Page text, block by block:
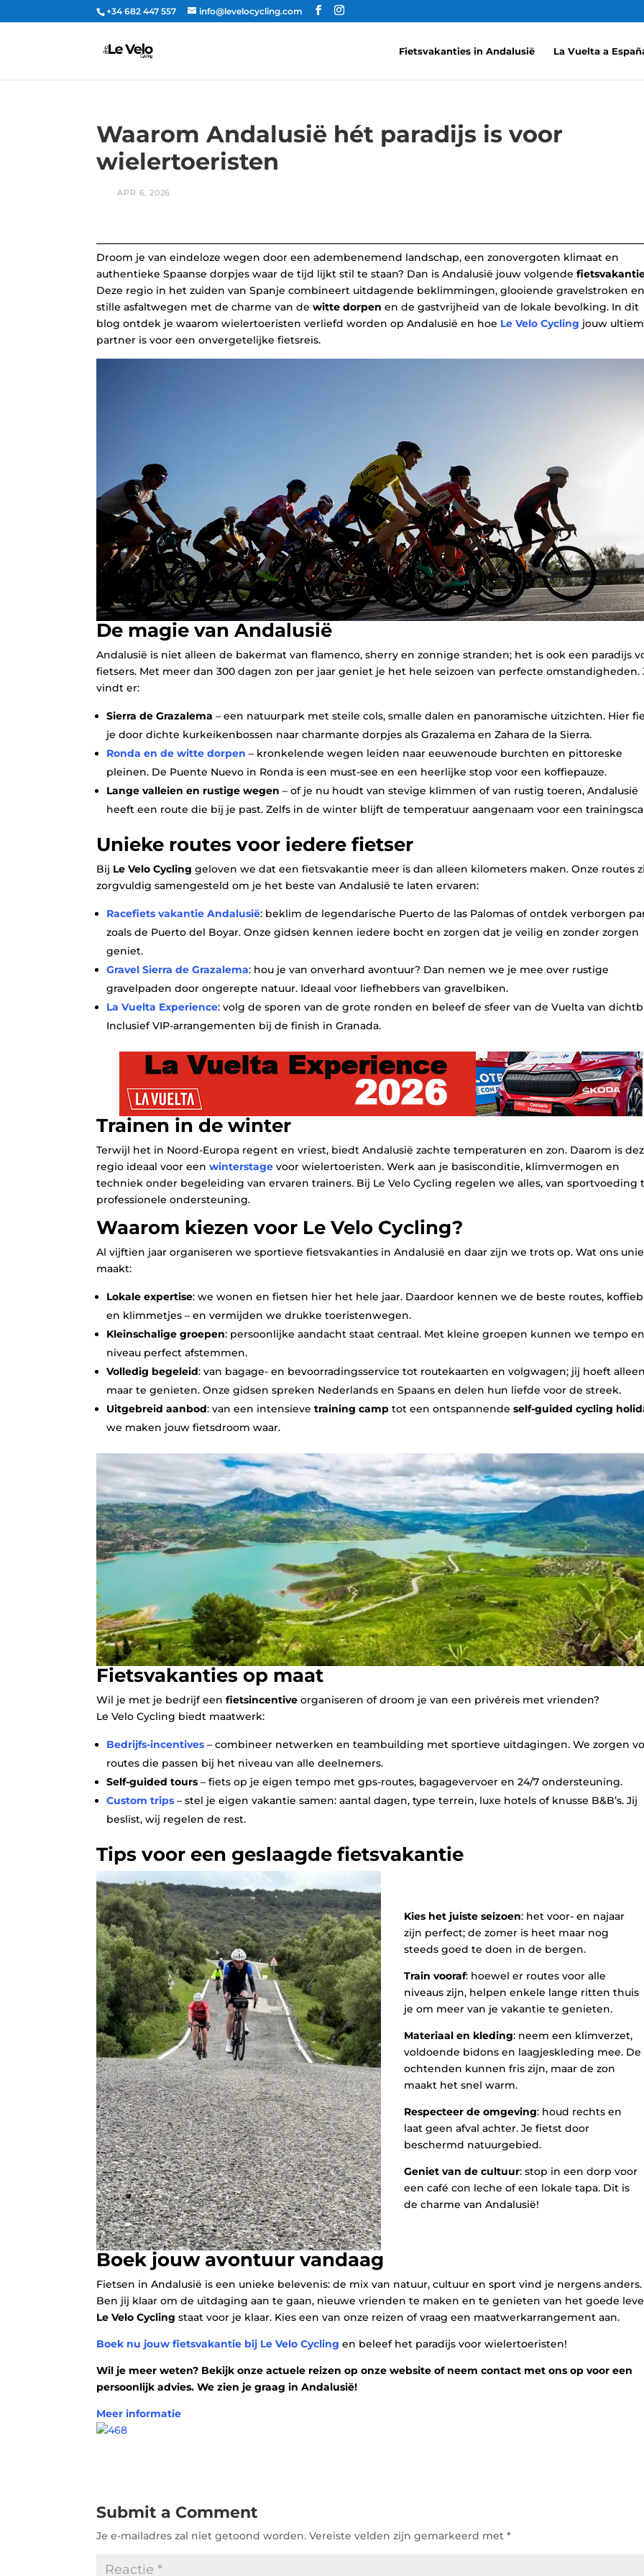
+34 682 447 557 info@levelocycling.com
Fietsvakanties in Andalusië La Vuelta a
Waarom Andalusië hét paradijs is voor
wielertoeristen
Droom je van eindeloze wegen door een adembenemend landschap, een zonovergoten klimaat en
authentieke Spaanse dorpjes waar de tijd lijkt stil te staan? Dan is Andalusië jouw volgende
Deze regio in het zuiden van Spanje combineert uitdagende beklimmingen, glooiende gravelstroken
stille asfaltwegen met de charme van dewitte dorpen en de gastvrijheid van de lokale bevolking. In dit
blog ontdek je waarom wielertoeristen verliefd worden op Andalusië en hoe Le Velo Cycling jouw
partner is voor een onvergetelijke fietsreis.
De magie van Andalusië
Andalusië is niet alleen de bakermat van flamenco, sherry en zonnige stranden; het is ook een paradijs
fietsers. Met meer dan 300 dagen zon per jaar geniet je het hele seizoen van perfecte omstandigheden.
vindt er:
Sierra de Grazalema – een natuurpark met steile cols, smalle dalen en panoramische uitzichten. Hier
je door dichte kurkeikenbossen naar charmante dorpjes als Grazalema en Zahara de la Sierra.
Ronda en de witte dorpen – kronkelende wegen leiden naar eeuwenoude burchten en pittoreske
pleinen. De Puente Nuevo in Ronda is een must‑see en een heerlijke stop voor een koffiepauze.
Lange valleien en rustige wegen – of je nu houdt van stevige klimmen of van rustig toeren, Andalusië
heeft een route die bij je past. Zelfs in de winter blijft de temperatuur aangenaam voor een
Unieke routes voor iedere fietser
Bij Le Velo Cycling geloven we dat een fietsvakantie meer is dan alleen kilometers maken. Onze routes
zorgvuldig samengesteld om je het beste van Andalusië te laten ervaren:
Racefiets vakantie Andalusië: beklim de legendarische Puerto de las Palomas of ontdek verborgen
zoals de Puerto del Boyar. Onze gidsen kennen iedere bocht en zorgen dat je veilig en zonder zorgen
geniet.
Gravel Sierra de Grazalema: hou je van onverhard avontuur? Dan nemen we je mee over rustige
gravelpaden door ongerepte natuur. Ideaal voor liefhebbers van gravelbiken.
La Vuelta Experience: volg de sporen van de grote ronden en beleef de sfeer van de Vuelta van
Inclusief VIP‑arrangementen bij de finish in Granada.
Trainen in de winter
Terwijl het in Noord‑Europa regent en vriest, biedt Andalusië zachte temperaturen en zon. Daarom is
regio ideaal voor eenwinterstage voor wielertoeristen. Werk aan je basisconditie, klimvermogen en
techniek onder begeleiding van ervaren trainers. Bij Le Velo Cycling regelen we alles, van sportvoeding
professionele ondersteuning.
Waarom kiezen voor Le Velo Cycling?
Al vijftien jaar organiseren we sportieve fietsvakanties in Andalusië en daar zijn we trots op. Wat ons
maakt:
Lokale expertise: we wonen en fietsen hier het hele jaar. Daardoor kennen we de beste routes,
en klimmetjes – en vermijden we drukke toeristenwegen.
Kleinschalige groepen: persoonlijke aandacht staat centraal. Met kleine groepen kunnen we tempo
niveau perfect afstemmen.
Volledig begeleid: van bagage‑ en bevoorradingsservice tot routekaarten en volgwagen; jij hoeft
maar te genieten. Onze gidsen spreken Nederlands en Spaans en delen hun liefde voor de streek.
Uitgebreid aanbod: van een intensievetraining camp tot een ontspannendeself‑guided cycling
we maken jouw fietsdroom waar.
Fietsvakanties op maat
Wil je met je bedrijf eenfietsincentive organiseren of droom je van een privéreis met vrienden?
Le Velo Cycling biedt maatwerk:
Bedrijfs‑incentives – combineer netwerken en teambuilding met sportieve uitdagingen. We zorgen
routes die passen bij het niveau van alle deelnemers.
Self‑guided tours – fiets op je eigen tempo met gps‑routes, bagagevervoer en 24/7 ondersteuning.
Custom trips – stel je eigen vakantie samen: aantal dagen, type terrein, luxe hotels of knusse B&B’s. Jij
beslist, wij regelen de rest.
Tips voor een geslaagde fietsvakantie
Kies het juiste seizoen: het voor- en najaar
zijn perfect; de zomer is heet maar nog
steeds goed te doen in de bergen.
Train vooraf: hoewel er routes voor alle
niveaus zijn, helpen enkele lange ritten thuis
je om meer van je vakantie te genieten.
Materiaal en kleding: neem een klimverzet,
voldoende bidons en laagjeskleding mee. De
ochtenden kunnen fris zijn, maar de zon
maakt het snel warm.
Respecteer de omgeving: houd rechts en
laat geen afval achter. Je fietst door
beschermd natuurgebied.
Geniet van de cultuur: stop in een dorp voor
een café con leche of een lokale tapa. Dit is
de charme van Andalusië!
Boek jouw avontuur vandaag
Fietsen in Andalusië is een unieke belevenis: de mix van natuur, cultuur en sport vind je nergens anders.
Ben jij klaar om de uitdaging aan te gaan, nieuwe vrienden te maken en te genieten van het goede
Le Velo Cycling staat voor je klaar. Kies een van onze reizen of vraag een maatwerkarrangement aan.
Boek nu jouw fietsvakantie bij Le Velo Cycling en beleef het paradijs voor wielertoeristen!
Wil je meer weten? Bekijk onze actuele reizen op onze website of neem contact met ons op voor een
persoonlijk advies. We zien je graag in Andalusië!
Meer informatie
Submit a Comment
Je e-mailadres zal niet getoond worden. Vereiste velden zijn gemarkeerd met*